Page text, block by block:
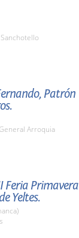
Patrón
Arroquia
Feria Primavera
Yeltes.